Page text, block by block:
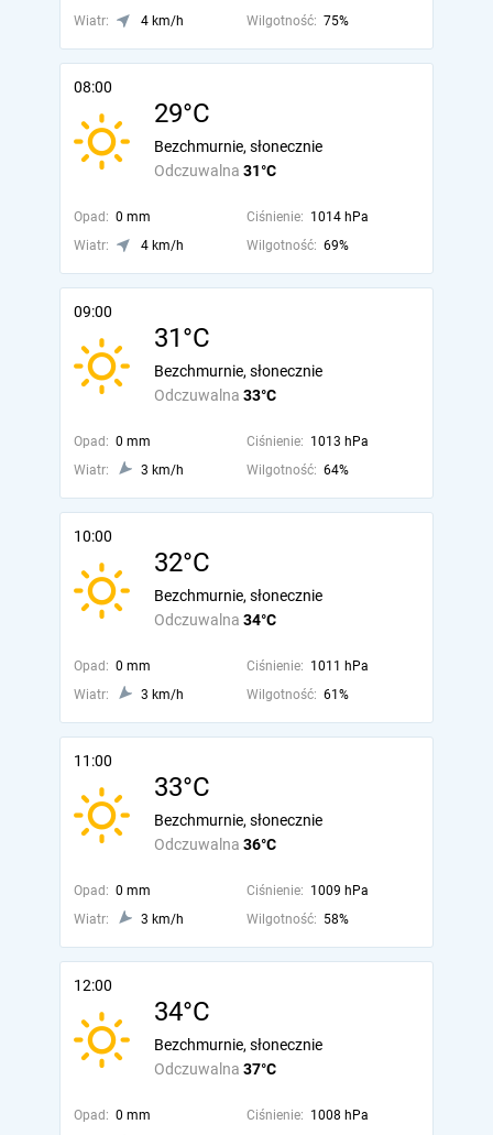
Wiatr: 4 km/h Wilgotność: 75%
08:00
29°C
Odczuwalna 31°C
Bezchmurnie, słonecznie
Opad: 0 mm Ciśnienie: 1014 hPa
Wiatr:
4 km/h Wilgotność: 69%
09:00
31°C
Odczuwalna 33°C
Bezchmurnie, słonecznie
Opad: 0 mm Ciśnienie: 1013 hPa
Wiatr:
3 km/h Wilgotność: 64%
10:00
32°C
Odczuwalna 34°C
Bezchmurnie, słonecznie
Opad: 0 mm Ciśnienie: 1011 hPa
Wiatr:
3 km/h Wilgotność: 61%
11:00
33°C
Odczuwalna 36°C
Bezchmurnie, słonecznie
Opad: 0 mm Ciśnienie: 1009 hPa
Wiatr:
3 km/h Wilgotność: 58%
12:00
34°C
Odczuwalna 37°C
Bezchmurnie, słonecznie
Opad: 0 mm Ciśnienie: 1008 hPa